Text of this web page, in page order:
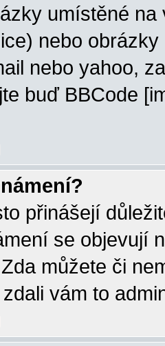
umístěné
nebo
nebo yahoo,
buď BBCode
přinášejí
se objevují
můžete či
vám to